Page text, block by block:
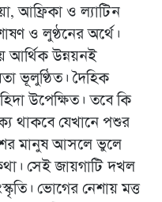
আফ্রিকা ও ল্যাটিন
ও লুণ্ঠনের অর্থে।
আর্থিক উন্নয়নই
ভূলুণ্ঠিত। দৈহিক
উপেক্ষিত। তবে কি
থাকবে যেখানে পশুর
মানুষ আসলে ভুলে
সেই জায়গাটি দখল
ভোগের নেশায় মত্ত